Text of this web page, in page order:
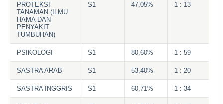
PROTEKSI
TANAMAN (ILMU
HAMA DAN
PENYAKIT
TUMBUHAN)
S1 47,05% 1 : 13
PSIKOLOGI S1 80,60% 1 : 59
SASTRA ARAB S1 53,40% 1 : 20
SASTRA INGGRIS S1 60,71% 1 : 34